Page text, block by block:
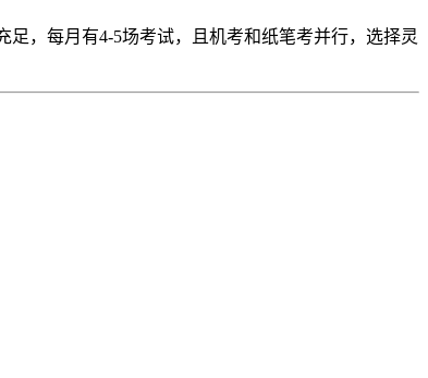
足，每月有4-5场考试，且机考和纸笔考并行，选择灵